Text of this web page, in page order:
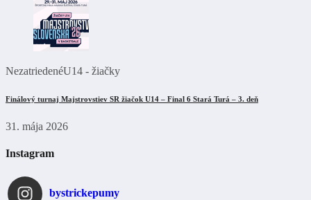
NezatriedenéU14 - žiačky
Finálový turnaj Majstrovstiev SR žiačok U14 – Final 6 Stará Turá – 3. deň
31. mája 2026
Instagram
bystrickepumy